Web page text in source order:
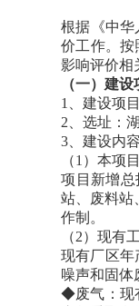
根据《中华
价工作。按
影响评价相
（一）建
1、建设项
2、选址：
3、建设内
（1）本项
项目新增总
站、废料站
作制。
（2）现有
现有厂区年
噪声和固体
◆废气：现